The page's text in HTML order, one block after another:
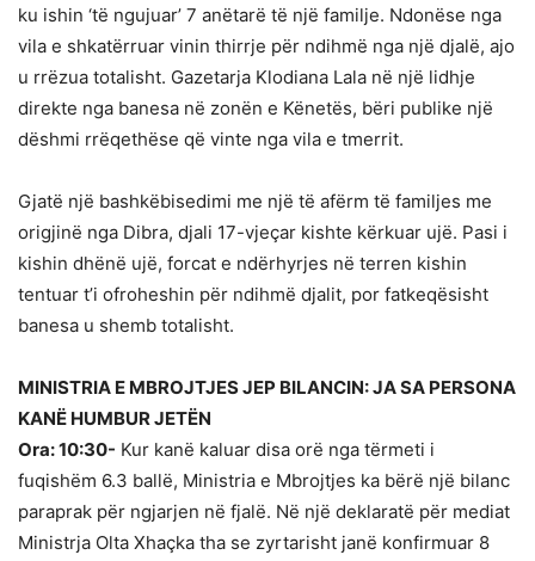
ku ishin ‘të ngujuar’ 7 anëtarë të një familje. Ndonëse nga
vila e shkatërruar vinin thirrje për ndihmë nga një djalë, ajo
u rrëzua totalisht. Gazetarja Klodiana Lala në një lidhje
direkte nga banesa në zonën e Kënetës, bëri publike një
dëshmi rrëqethëse që vinte nga vila e tmerrit.
Gjatë një bashkëbisedimi me një të afërm të familjes me
origjinë nga Dibra, djali 17-vjeçar kishte kërkuar ujë. Pasi i
kishin dhënë ujë, forcat e ndërhyrjes në terren kishin
tentuar t’i ofroheshin për ndihmë djalit, por fatkeqësisht
banesa u shemb totalisht.
MINISTRIA E MBROJTJES JEP BILANCIN: JA SA PERSONA
KANË HUMBUR JETËN
Ora: 10:30- Kur kanë kaluar disa orë nga tërmeti i
fuqishëm 6.3 ballë, Ministria e Mbrojtjes ka bërë një bilanc
paraprak për ngjarjen në fjalë. Në një deklaratë për mediat
Ministrja Olta Xhaçka tha se zyrtarisht janë konfirmuar 8